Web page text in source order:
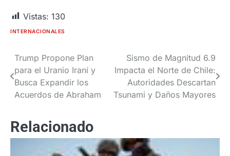
Vistas: 130
INTERNACIONALES
Navegación
de
entradas
Trump Propone Plan
para el Uranio Iraní y
Busca Expandir los
Acuerdos de Abraham
Sismo de Magnitud 6.9
Impacta el Norte de Chile:
Autoridades Descartan
Tsunami y Daños Mayores
Relacionado